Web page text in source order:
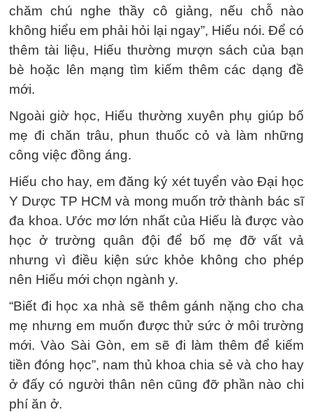
chăm chú nghe thầy cô giảng, nếu chỗ nào
không hiểu em phải hỏi lại ngay”, Hiếu nói. Để có
thêm tài liệu, Hiếu thường mượn sách của bạn
bè hoặc lên mạng tìm kiếm thêm các dạng đề
mới.
Ngoài giờ học, Hiếu thường xuyên phụ giúp bố
mẹ đi chăn trâu, phun thuốc cỏ và làm những
công việc đồng áng.
Hiếu cho hay, em đăng ký xét tuyển vào Đại học
Y Dược TP HCM và mong muốn trở thành bác sĩ
đa khoa. Ước mơ lớn nhất của Hiếu là được vào
học ở trường quân đội để bố mẹ đỡ vất vả
nhưng vì điều kiện sức khỏe không cho phép
nên Hiếu mới chọn ngành y.
“Biết đi học xa nhà sẽ thêm gánh nặng cho cha
mẹ nhưng em muốn được thử sức ở môi trường
mới. Vào Sài Gòn, em sẽ đi làm thêm để kiếm
tiền đóng học”, nam thủ khoa chia sẻ và cho hay
ở đấy có người thân nên cũng đỡ phần nào chi
phí ăn ở.